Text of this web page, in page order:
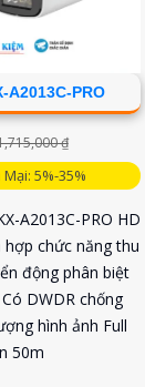
A2013C-PRO
₫
5%-35%
A2013C-PRO HD
hợp chức năng thu
động phân biệt
DWDR chống
hình ảnh Full
50m